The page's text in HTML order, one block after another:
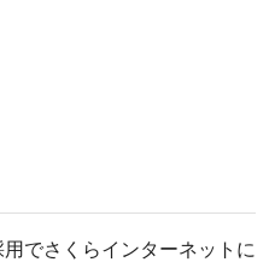
でさくらインターネットに